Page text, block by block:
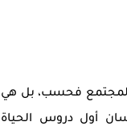
المجتمع فحسب، بل هي
أول دروس الحياة